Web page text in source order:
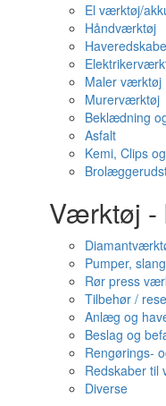
El værktøj/
Håndværktøj
Maler værktøj
Murerværktøj
Beklædning
Asfalt
Kemi, Clips
Værktøj -
Pumper,
Rør press
Tilbehør /
Anlæg og
Beslag og
Rengørings-
Redskaber til
Diverse